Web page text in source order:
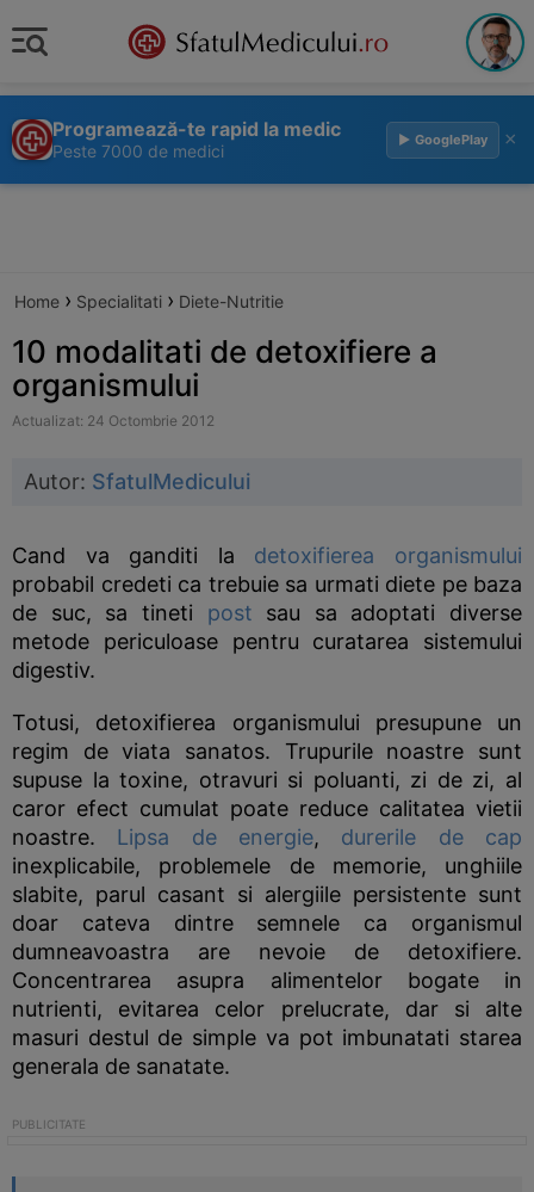
Programează-te rapid la medic
Peste 7000 de medici
▶ GooglePlay ×
Home › Specialitati › Diete-Nutritie
10 modalitati de detoxifiere a
organismului
Actualizat: 24 Octombrie 2012
Autor: SfatulMedicului
Cand va ganditi la detoxifierea organismului
probabil credeti ca trebuie sa urmati diete pe baza
de suc, sa tineti post sau sa adoptati diverse
metode periculoase pentru curatarea sistemului
digestiv.
Totusi, detoxifierea organismului presupune un
regim de viata sanatos. Trupurile noastre sunt
supuse la toxine, otravuri si poluanti, zi de zi, al
caror efect cumulat poate reduce calitatea vietii
noastre. Lipsa de energie, durerile de cap
inexplicabile, problemele de memorie, unghiile
slabite, parul casant si alergiile persistente sunt
doar cateva dintre semnele ca organismul
dumneavoastra are nevoie de detoxifiere.
Concentrarea asupra alimentelor bogate in
nutrienti, evitarea celor prelucrate, dar si alte
masuri destul de simple va pot imbunatati starea
generala de sanatate.